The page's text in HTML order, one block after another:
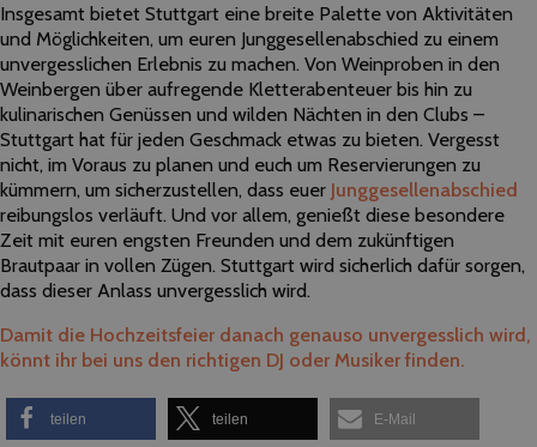
Insgesamt bietet Stuttgart eine breite Palette von Aktivitäten
und Möglichkeiten, um euren Junggesellenabschied zu einem
unvergesslichen Erlebnis zu machen. Von Weinproben in den
Weinbergen über aufregende Kletterabenteuer bis hin zu
kulinarischen Genüssen und wilden Nächten in den Clubs –
Stuttgart hat für jeden Geschmack etwas zu bieten. Vergesst
nicht, im Voraus zu planen und euch um Reservierungen zu
kümmern, um sicherzustellen, dass euer Junggesellenabschied
reibungslos verläuft. Und vor allem, genießt diese besondere
Zeit mit euren engsten Freunden und dem zukünftigen
Brautpaar in vollen Zügen. Stuttgart wird sicherlich dafür sorgen,
dass dieser Anlass unvergesslich wird.
Damit die Hochzeitsfeier danach genauso unvergesslich wird,
könnt ihr bei uns den richtigen DJ oder Musiker finden.
teilen teilen E-Mail